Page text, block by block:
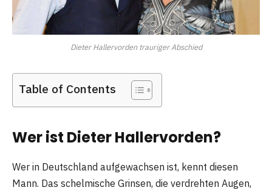
Dieter Hallervorden trauriger Abschied
Table of Contents
Wer ist Dieter Hallervorden?
Wer in Deutschland aufgewachsen ist, kennt diesen
Mann. Das schelmische Grinsen, die verdrehten Augen,